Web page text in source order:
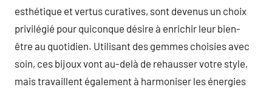
esthétique et vertus curatives, sont devenus un choix
privilégié pour quiconque désire à enrichir leur bien-
être au quotidien. Utilisant des gemmes choisies avec
soin, ces bijoux vont au-delà de rehausser votre style,
mais travaillent également à harmoniser les énergies